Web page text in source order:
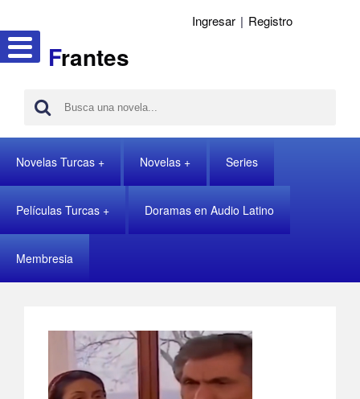
Frantes
Ingresar | Registro
Novelas Turcas Novelas Series
Películas Turcas Doramas en Audio Latino
Membresia